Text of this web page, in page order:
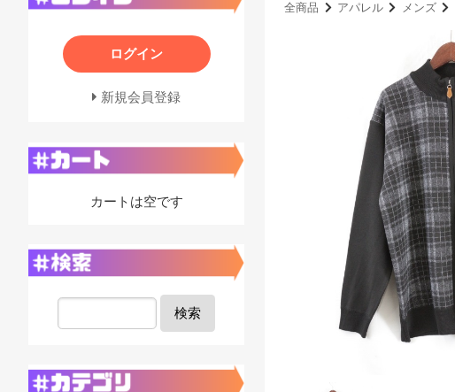
全商品 アパレル メンズ
ログイン
新規会員登録
カートは空です
検索